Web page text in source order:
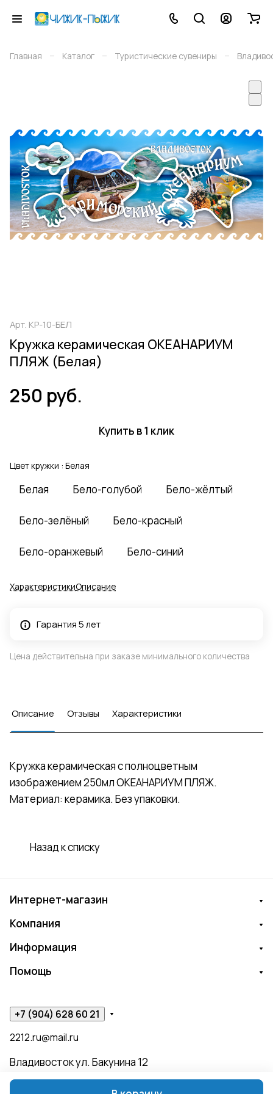
Главная – Каталог – Туристические сувениры –
Арт. КР-10-БЕЛ
Кружка керамическая ОКЕАНАРИУМ
ПЛЯЖ (Белая)
250 руб.
Купить в 1 клик
Цвет кружки : Белая
Белая Бело-голубой Бело-жёлтый
Бело-зелёный Бело-красный
Бело-оранжевый Бело-синий
ХарактеристикиОписание
Гарантия 5 лет
Цена действительна при заказе минимального количества
Описание Отзывы Характеристики
Кружка керамическая с полноцветным
изображением 250мл ОКЕАНАРИУМ ПЛЯЖ.
Материал: керамика. Без упаковки.
Назад к списку
Интернет-магазин
Компания
Информация
Помощь
+7 (904) 628 60 21
2212.ru@mail.ru
Владивосток ул. Бакунина 12